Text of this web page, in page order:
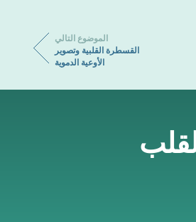
الموضوع التالي
القسطرة القلبية وتصوير
الأوعية الدموية